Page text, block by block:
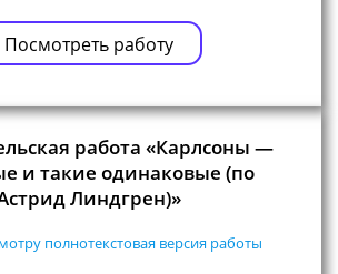
Посмотреть работу
работа «Карлсоны —
и такие одинаковые (по
Линдгрен)»
полнотекстовая версия работы